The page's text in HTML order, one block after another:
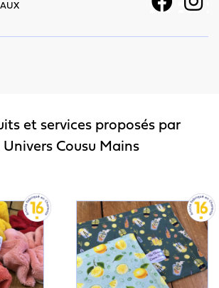
et services proposés par
Univers Cousu Mains